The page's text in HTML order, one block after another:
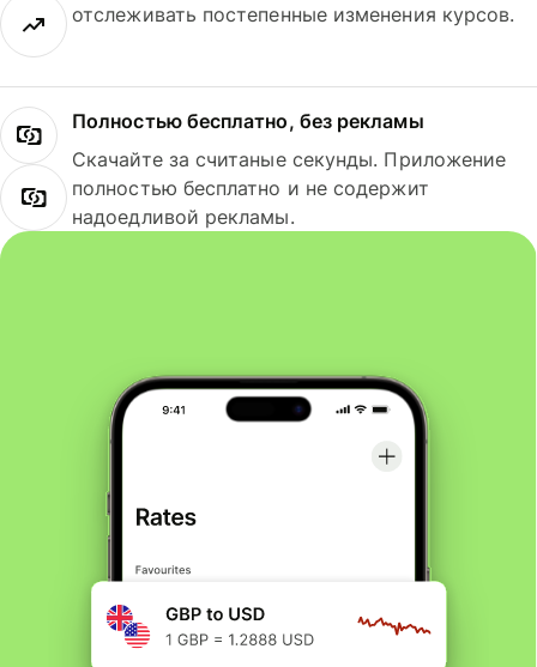
отслеживать постепенные изменения курсов.
Полностью бесплатно, без рекламы
Скачайте за считаные секунды. Приложение
полностью бесплатно и не содержит
надоедливой рекламы.